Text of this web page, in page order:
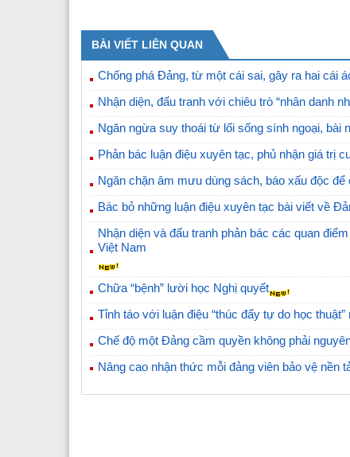
BÀI VIẾT LIÊN QUAN
Chống phá Đảng, từ một cái sai, gây ra hai cái
Nhận diện, đấu tranh với chiêu trò “nhân danh
Ngăn ngừa suy thoái từ lối sống sính ngoại, bài
Phản bác luận điệu xuyên tạc, phủ nhận giá trị
Ngăn chặn âm mưu dùng sách, báo xấu độc
Bác bỏ những luận điệu xuyên tạc bài viết về
Nhận diện và đấu tranh phản bác các quan
Việt Nam
Chữa “bệnh” lười học Nghị quyết
Tỉnh táo với luận điệu “thúc đẩy tự do học
Chế độ một Đảng cầm quyền không phải
Nâng cao nhận thức mỗi đảng viên bảo vệ nền